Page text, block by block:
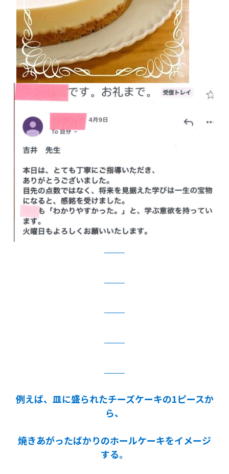
例えば、皿に盛られたチーズケーキの1ピースか
ら、
焼きあがったばかりのホールケーキをイメージ
する。